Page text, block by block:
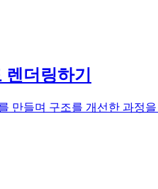
더링하기
만들며 구조를 개선한 과정